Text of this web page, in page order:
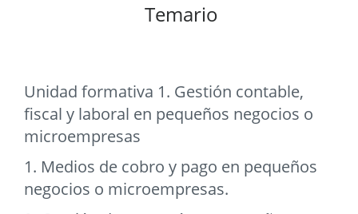
Temario
Unidad formativa 1. Gestión contable,
fiscal y laboral en pequeños negocios o
microempresas
1. Medios de cobro y pago en pequeños
negocios o microempresas.